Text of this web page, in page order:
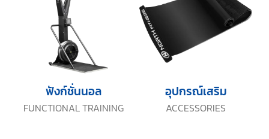
FUNCTIONAL TRAINING
ฟังก์ชั่นนอล
ACCESSORIES
อุปกรณ์เสริม